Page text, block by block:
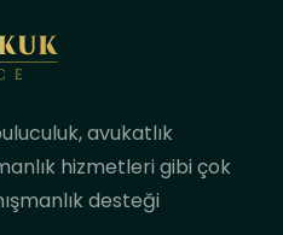
avukatlık
hizmetleri gibi çok
desteği